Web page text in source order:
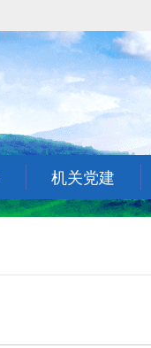
机关党建